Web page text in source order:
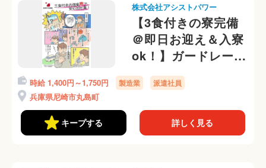
株式会社アシストパワー
【3食付きの寮完備
＠即日お迎え＆入寮
ok！】ガードレール
の出荷、梱包作業
勤務初日から日払い
時給 1,400円～1,750円 製造業 派遣社員
兵庫県尼崎市丸島町
キープする 詳しく見る